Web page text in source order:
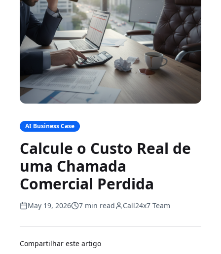
AI Business Case
Calcule o Custo Real de
uma Chamada
Comercial Perdida
May 19, 2026 7 min read Call24x7 Team
Compartilhar este artigo